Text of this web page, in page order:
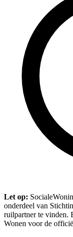
Let op:
onderdeel van
ruilpartner te vinden.
Wonen voor de